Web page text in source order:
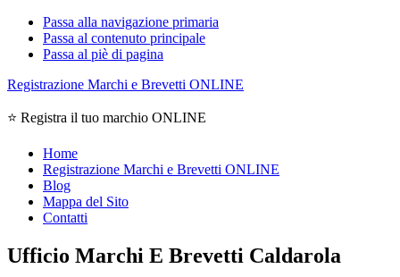
Passa alla navigazione primaria
Passa al contenuto principale
Passa al piè di pagina
Registrazione Marchi e Brevetti ONLINE
⭐ Registra il tuo marchio ONLINE
Home
Registrazione Marchi e Brevetti ONLINE
Blog
Mappa del Sito
Contatti
Ufficio Marchi E Brevetti Caldarola